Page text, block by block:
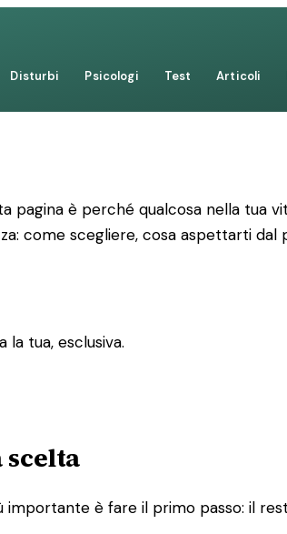
Disturbi Psicologi Test Articoli
pagina è perché qualcosa nella
come scegliere, cosa aspettarti
tua, esclusiva.
è fare il primo passo: il